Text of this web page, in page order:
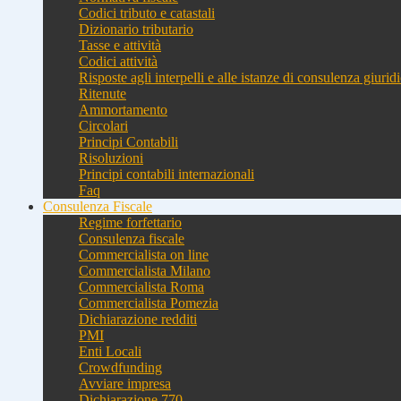
Codici tributo e catastali
Dizionario tributario
Tasse e attività
Codici attività
Risposte agli interpelli e alle istanze di consulenza
Ritenute
Ammortamento
Circolari
Principi Contabili
Risoluzioni
Principi contabili internazionali
Faq
Consulenza Fiscale
Regime forfettario
Consulenza fiscale
Commercialista on line
Commercialista Milano
Commercialista Roma
Commercialista Pomezia
Dichiarazione redditi
PMI
Enti Locali
Crowdfunding
Avviare impresa